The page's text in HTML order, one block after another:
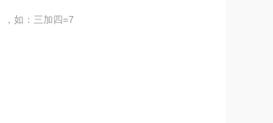
，如：三加四=7